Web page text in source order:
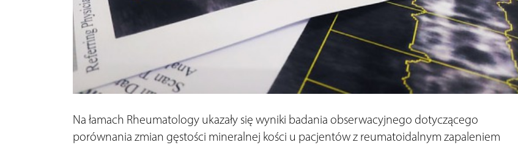
Na łamach Rheumatology ukazały się wyniki badania obserwacyjnego dotyczącego
porównania zmian gęstości mineralnej kości u pacjentów z reumatoidalnym zapaleniem